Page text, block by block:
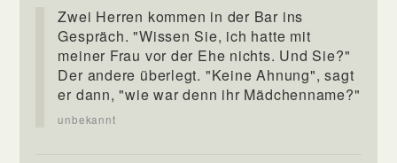
Zwei Herren kommen in der Bar ins
Gespräch. "Wissen Sie, ich hatte mit
meiner Frau vor der Ehe nichts. Und Sie?"
Der andere überlegt. "Keine Ahnung", sagt
er dann, "wie war denn ihr Mädchenname?"
unbekannt